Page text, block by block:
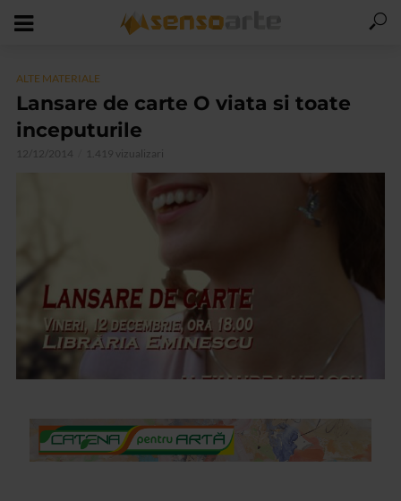
ALTE MATERIALE
Lansare de carte O viata si toate
inceputurile
12/12/2014 1.419 vizualizari